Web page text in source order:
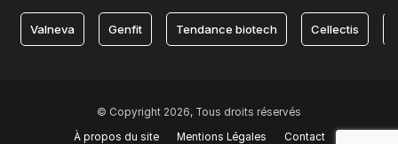
Valneva Genfit Tendance biotech Cellectis
© Copyright 2026, Tous droits réservés
À propos du site
Mentions Légales Contact